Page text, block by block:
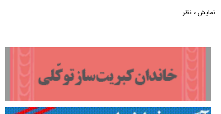
نمایش 0 نظر